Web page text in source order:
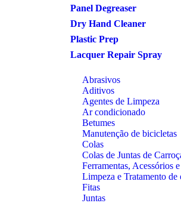
Panel Degreaser
Dry Hand Cleaner
Plastic Prep
Lacquer Repair Spray
Abrasivos
Aditivos
Agentes de Limpeza
Ar condicionado
Betumes
Manutenção de bicicletas
Colas
Colas de Juntas de
Ferramentas, Acessórios
Limpeza e Tratamento de
Fitas
Juntas